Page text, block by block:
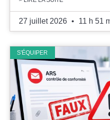
27 juillet 2026 11 h 51
S'ÉQUIPER